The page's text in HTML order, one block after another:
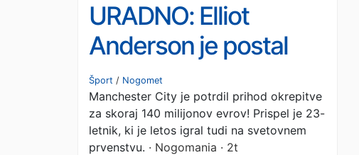
URADNO: Elliot
Anderson je postal
drugi najdražji
angleški nogometaš
vseh časov!
Šport / Nogomet
Manchester City je potrdil prihod okrepitve
za skoraj 140 milijonov evrov! Prispel je 23-
letnik, ki je letos igral tudi na svetovnem
prvenstvu. · Nogomania · 2t